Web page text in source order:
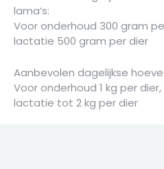
lama’s:
Voor onderhoud 300 gram
lactatie 500 gram per dier
Aanbevolen dagelijkse
Voor onderhoud 1 kg per
lactatie tot 2 kg per dier